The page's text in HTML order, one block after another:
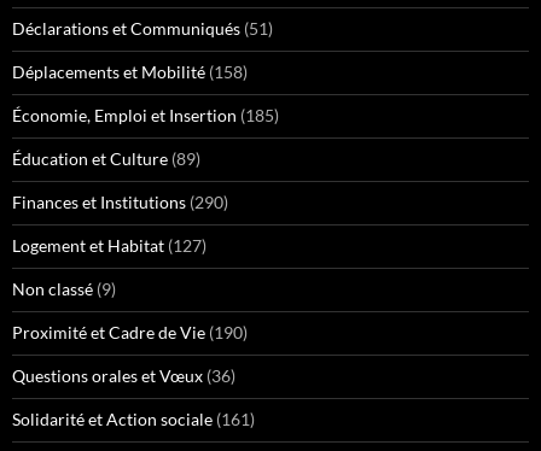
Déclarations et Communiqués (51)
Déplacements et Mobilité (158)
Économie, Emploi et Insertion (185)
Éducation et Culture (89)
Finances et Institutions (290)
Logement et Habitat (127)
Non classé (9)
Proximité et Cadre de Vie (190)
Questions orales et Vœux (36)
Solidarité et Action sociale (161)